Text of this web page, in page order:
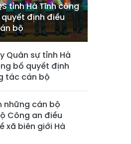
tỉnh Hà Tĩnh công
định điều
bộ
Quân sự tỉnh Hà
bố quyết định
tác cán bộ
những cán bộ
Công an điều
xã biên giới Hà